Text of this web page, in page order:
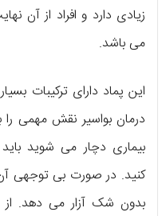
زیادی دارد و افراد از آن
می باشد.
این پماد دارای ترکیبات
درمان بواسیر نقش مهمی را
بیماری دچار می شوید
کنید. در صورت بی توجهی
بدون شک آزار می دهد. از